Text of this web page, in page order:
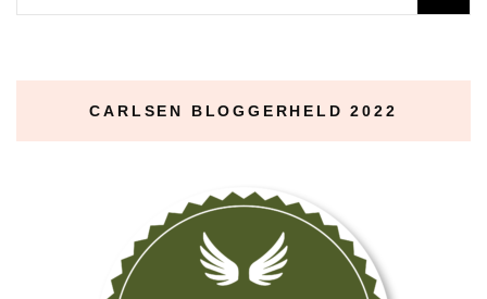
nach:
CARLSEN BLOGGERHELD 2022